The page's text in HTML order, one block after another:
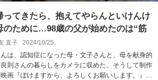
ってきたら、抱えてやらんといけんけ
のために…98歳の父が始めたのは“筋
直子 2024/10/25
は、認知症になった母・文子さんと、母を献身的
則さんの暮らしをカメラに収めた。そうして制作
画『ぼけますから、よろしくお願いします。』は